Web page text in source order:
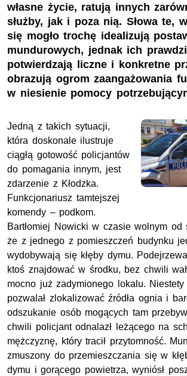
własne życie, ratują innych
służby, jak i poza nią. Słowa te,
się mogło trochę idealizują
mundurowych, jednak ich
potwierdzają liczne i konkretne
obrazują ogrom zaangażowania
w niesienie pomocy
Jedną z takich sytuacji,
która doskonale ilustruje
ciągłą gotowość policjantów
do pomagania innym, jest
zdarzenie z Kłodzka.
Funkcjonariusz tamtejszej
komendy – podkom.
Bartłomiej Nowicki w czasie wolnym od
że z jednego z pomieszczeń budynku
wydobywają się kłęby dymu.
ktoś znajdować w środku, bez chwili
mocno już zadymionego lokalu.
pozwalał zlokalizować źródła ognia i
odszukanie osób mogących tam
chwili policjant odnalazł leżącego na
mężczyznę, który tracił przytomność.
zmuszony do przemieszczania się w
dymu i gorącego powietrza, wyniósł